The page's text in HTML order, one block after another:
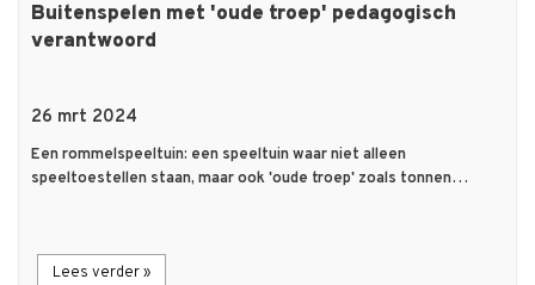
Buitenspelen met 'oude troep' pedagogisch
verantwoord
26 mrt 2024
Een rommelspeeltuin: een speeltuin waar niet alleen
speeltoestellen staan, maar ook 'oude troep' zoals tonnen…
Lees verder »